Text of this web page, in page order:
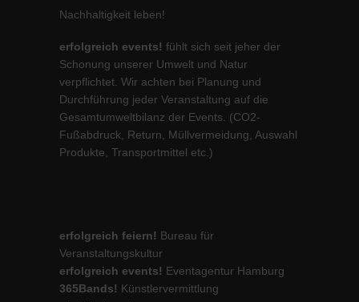
Nachhaltigkeit leben!
erfolgreich events! fühlt sich seit jeher der
Schonung unserer Umwelt und Natur
verpflichtet. Wir achten bei Planung und
Durchführung jeder Veranstaltung auf die
Gesamtumweltbilanz der Events. (CO2-
Fußabdruck, Return, Müllvermeidung, Auswahl
Produkte, Transportmittel etc.)
erfolgreich feiern! Bureau für
Veranstaltungskultur
erfolgreich events! Eventagentur Hamburg
365Bands! Künstlervermittlung